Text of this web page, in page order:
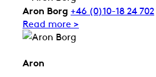
Aron Borg +46 (0)10-18 24 702
Read more >
Aron